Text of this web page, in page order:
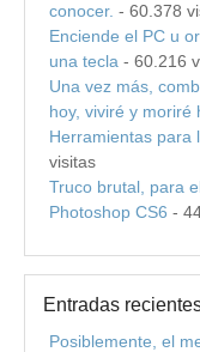
conocer. - 60.378
Enciende el PC u
una tecla - 60.216
Una vez más,
hoy, viviré y moriré
Herramientas para
visitas
Truco brutal, para
Photoshop CS6 -
Entradas
Posiblemente, el